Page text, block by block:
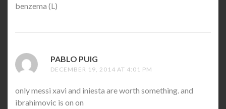
benzema (L)
PABLO PUIG
DECEMBER 19, 2014 AT 4:01 PM
only messi xavi and iniesta are worth something. and
ibrahimovic is on on